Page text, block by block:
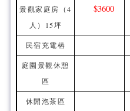
景觀家庭房（4
人）15坪
$3600
民宿充電樁
庭園景觀休憩
區
休閒泡茶區